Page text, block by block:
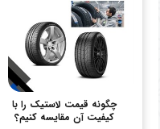
چگونه قیمت لاستیک را با
کیفیت آن مقایسه کنیم؟